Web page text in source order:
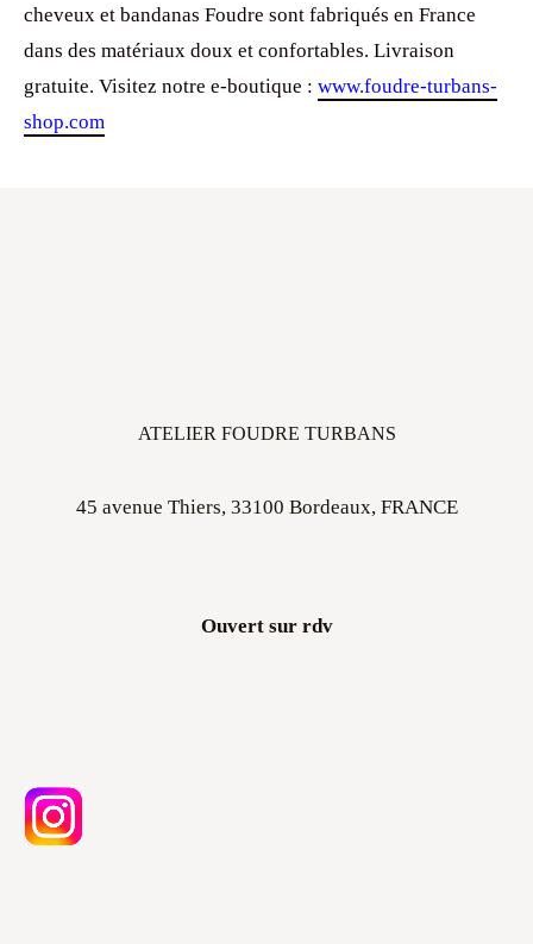
cheveux et bandanas Foudre sont fabriqués en France
dans des matériaux doux et confortables. Livraison
gratuite. Visitez notre e-boutique : www.foudre-turbans-
shop.com
ATELIER FOUDRE TURBANS
45 avenue Thiers, 33100 Bordeaux, FRANCE
Ouvert sur rdv